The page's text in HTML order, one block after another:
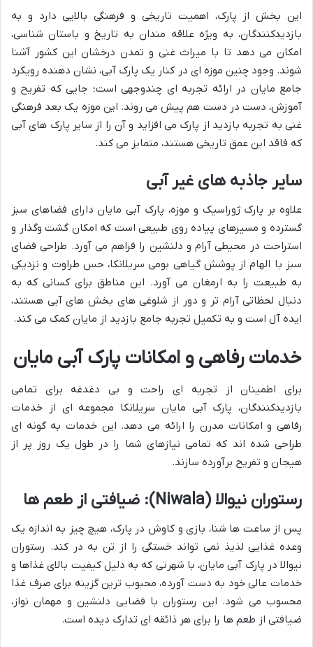
این بخش از پارک، اهمیت تاریخی و فرهنگی بالایی دارد و به
بازدیدکنندگان، به ویژه علاقه مندان به تاریخ و باستان شناسی،
امکان می دهد تا با میراث غنی و تمدن درخشان این کشور آشنا
شوند. وجود چنین موزه ای در کنار یک پارک آبی، نشان دهنده رویکرد
جامع مایان در ارائه تجربه ای چندوجهی است؛ جایی که تفریح و
آموزش، دست در دست هم پیش می روند. این موزه یک بعد فرهنگی
غنی به تجربه بازدید از پارک می افزاید و آن را از سایر پارک های آبی
که فاقد این عمق تاریخی هستند، متمایز می کند.
سایر جاذبه های غیر آبی
علاوه بر پارک ژوراسیک و موزه، پارک آبی مایان دارای فضاهای سبز
گسترده و مسیرهای پیاده روی طبیعی است که امکان گشت وگذار و
استراحت در محیطی آرام و دلنشین را فراهم می آورد. طراحی فضای
سبز با الهام از پوشش گیاهی بومی سریلانکا، حس طراوت و نزدیکی
به طبیعت را به ارمغان می آورد. این مناطق برای کسانی که به
دنبال لحظاتی آرام تر و دور از شلوغی های بخش های آبی هستند،
ایده آل است و به تکمیل تجربه جامع بازدید از مایان کمک می کند.
خدمات رفاهی و امکانات پارک آبی مایان
برای اطمینان از تجربه ای راحت و بی دغدغه برای تمامی
بازدیدکنندگان، پارک آبی مایان سریلانکا مجموعه ای از خدمات
رفاهی و امکانات مدرن را ارائه می دهد. این خدمات به گونه ای
طراحی شده اند که تمامی نیازهای شما را در طول یک روز پر از
هیجان و تفریح برآورده سازند.
رستوران نیوالا (Niwala): ضیافتی از طعم ها
پس از ساعت ها شنا، بازی و کاوش در پارک، هیچ چیز به اندازه یک
وعده غذایی لذیذ نمی تواند خستگی را از تن به در کند. رستوران
نیوالا در پارک آبی مایان، با شهرتی که به دلیل کیفیت بالای غذاها و
خدمات عالی خود به دست آورده، محبوب ترین گزینه برای صرف غذا
محسوب می شود. این رستوران با فضایی دلنشین و مهمان نواز،
ضیافتی از طعم ها را برای هر ذائقه ای تدارک دیده است.